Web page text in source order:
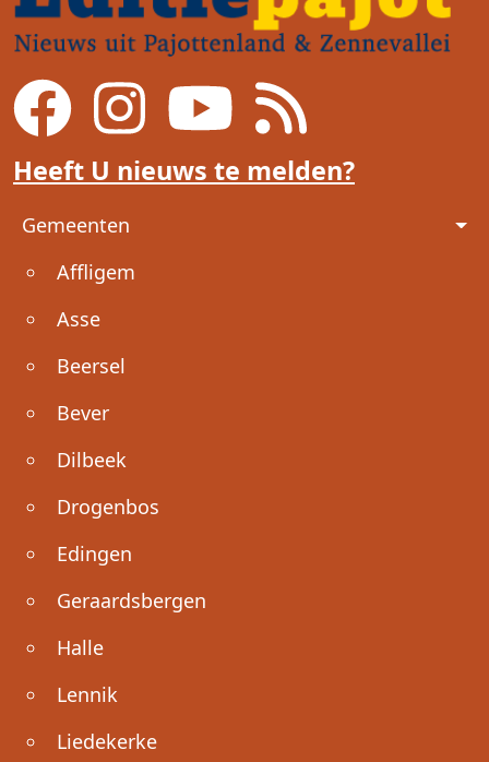
Heeft U nieuws te melden?
Voet
Gemeenten
Affligem
Asse
Beersel
Bever
Dilbeek
Drogenbos
Edingen
Geraardsbergen
Halle
Lennik
Liedekerke